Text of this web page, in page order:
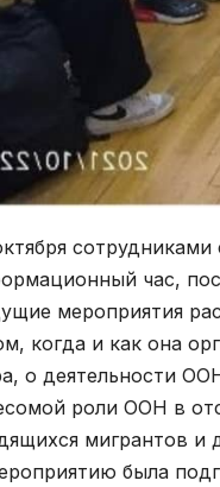
час,
мероприятия
когда и как она
о деятельности
роли ООН в
мигрантов и
была